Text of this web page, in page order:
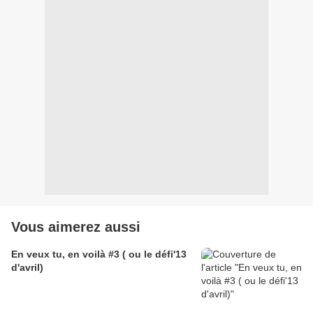
Vous aimerez aussi
En veux tu, en voilà #3 ( ou le défi'13
d'avril)